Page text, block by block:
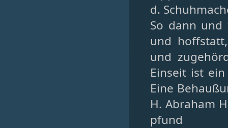
d.
So dann
und
und
Einseit ist
Eine
H. Abraham
pfund